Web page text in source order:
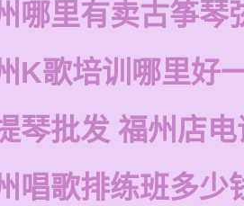
哪里有卖古筝琴
K歌培训哪里好
琴批发 福州店电
唱歌排练班多少